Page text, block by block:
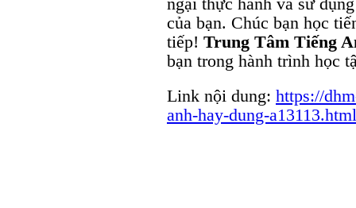
của bạn. Chúc bạn học
tiếp! Trung Tâm Tiếng
bạn trong hành trình học
Link nội dung: https://
anh-hay-dung-a13113.html